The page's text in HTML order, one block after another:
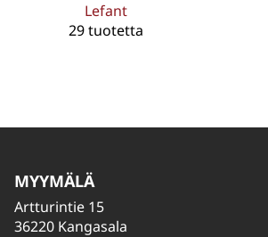
Lefant
29 tuotetta
MYYMÄLÄ
Artturintie 15
36220 Kangasala